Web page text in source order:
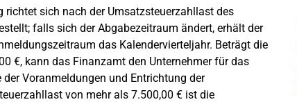
sich nach der Umsatzsteuerzahllast des
falls sich der Abgabezeitraum ändert, erhält der
das Kalendervierteljahr. Beträgt die
€, kann das Finanzamt den Unternehmer für das
Voranmeldungen und Entrichtung der
von mehr als 7.500,00 € ist die